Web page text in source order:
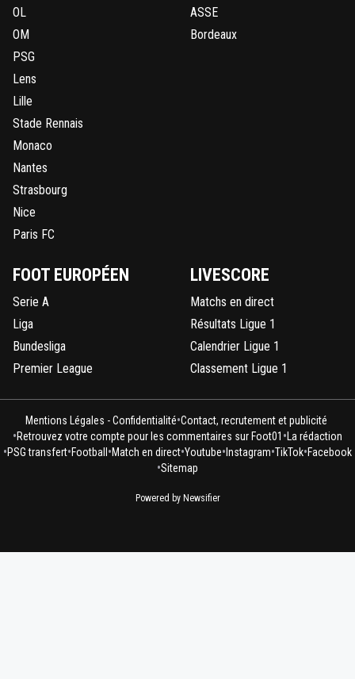
OL
OM
PSG
Lens
Lille
Stade Rennais
Monaco
Nantes
Strasbourg
Nice
Paris FC
ASSE
Bordeaux
FOOT EUROPÉEN
Serie A
Liga
Bundesliga
Premier League
LIVESCORE
Matchs en direct
Résultats Ligue 1
Calendrier Ligue 1
Classement Ligue 1
Mentions Légales - Confidentialité•Contact, recrutement et publicité
•Retrouvez votre compte pour les commentaires sur Foot01 • La rédaction
•PSG transfert•Football •Match en direct•Youtube• Instagram•TikTok•Facebook
•Sitemap
Powered by Newsifier